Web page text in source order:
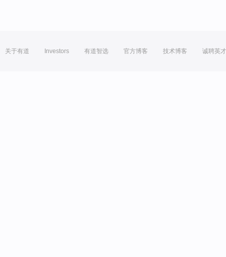
关于有道 Investors 有道智选 官方博客 技术博客 诚聘英才